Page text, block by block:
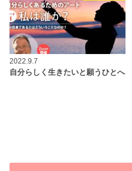
2022.9.7
自分らしく生きたいと願うひとへ